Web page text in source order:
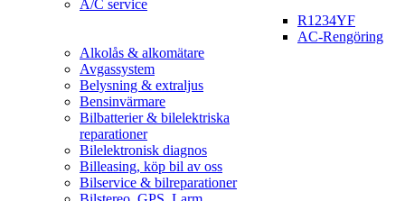
A/C service
R1234YF
AC-Rengöring
Alkolås & alkomätare
Avgassystem
Belysning & extraljus
Bensinvärmare
Bilbatterier & bilelektriska
reparationer
Bilelektronisk diagnos
Billeasing, köp bil av oss
Bilservice & bilreparationer